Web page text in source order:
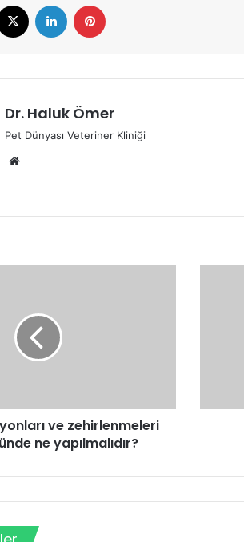
Dr. Haluk Ömer
Pet Dünyası Veteriner Kliniği
ve zehirlenmeleri
ne yapılmalıdır?